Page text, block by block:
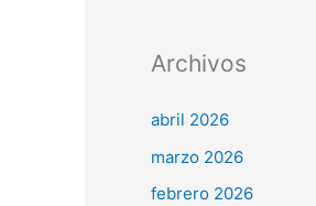
Archivos
abril 2026
marzo 2026
febrero 2026